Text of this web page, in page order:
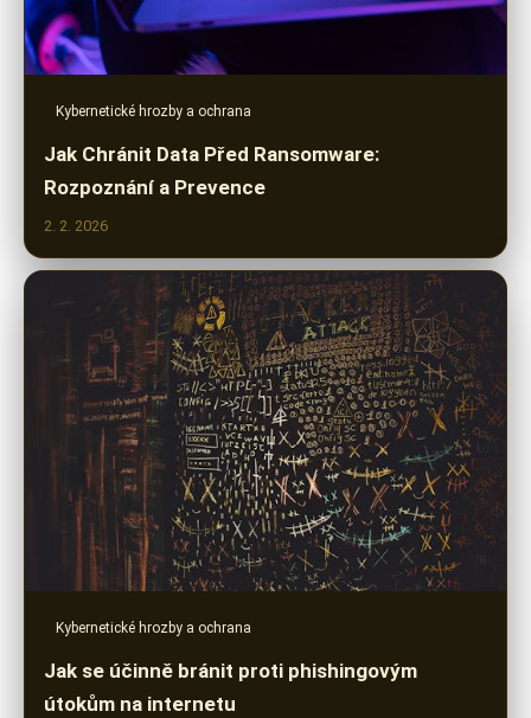
Kybernetické hrozby a ochrana
Jak Chránit Data Před Ransomware:
Rozpoznání a Prevence
2. 2. 2026
Kybernetické hrozby a ochrana
Jak se účinně bránit proti phishingovým
útokům na internetu